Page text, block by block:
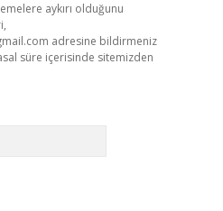
aykırı olduğunu
adresine bildirmeniz
süre içerisinde sitemizden